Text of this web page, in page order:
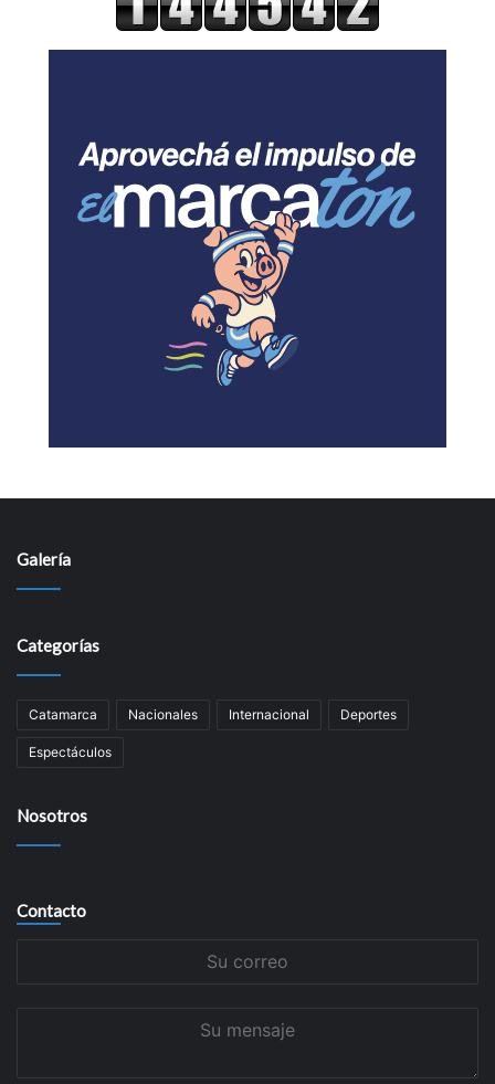
Galería
Categorías
Catamarca Nacionales Internacional Deportes
Espectáculos
Nosotros
Contacto